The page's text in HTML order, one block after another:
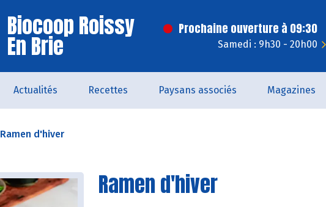
Biocoop Roissy
En Brie
Prochaine ouverture à 09:30
Samedi : 9h30 - 20h00
Actualités Recettes Paysans associés Magazines
Ramen d'hiver
Ramen d'hiver